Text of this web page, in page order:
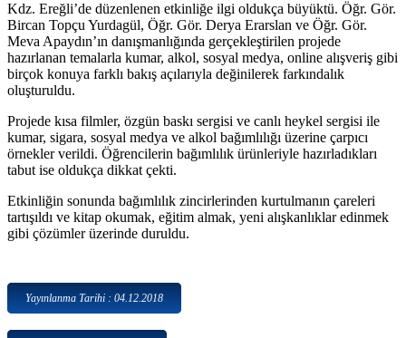
Kdz. Ereğli’de düzenlenen etkinliğe ilgi oldukça büyüktü. Öğr. Gör.
Bircan Topçu Yurdagül, Öğr. Gör. Derya Erarslan ve Öğr. Gör.
Meva Apaydın’ın danışmanlığında gerçekleştirilen projede
hazırlanan temalarla kumar, alkol, sosyal medya, online alışveriş gibi
birçok konuya farklı bakış açılarıyla değinilerek farkındalık
oluşturuldu.
Projede kısa filmler, özgün baskı sergisi ve canlı heykel sergisi ile
kumar, sigara, sosyal medya ve alkol bağımlılığı üzerine çarpıcı
örnekler verildi. Öğrencilerin bağımlılık ürünleriyle hazırladıkları
tabut ise oldukça dikkat çekti.
Etkinliğin sonunda bağımlılık zincirlerinden kurtulmanın çareleri
tartışıldı ve kitap okumak, eğitim almak, yeni alışkanlıklar edinmek
gibi çözümler üzerinde duruldu.
Yayınlanma Tarihi : 04.12.2018